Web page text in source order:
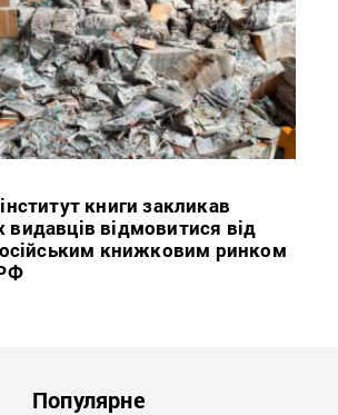
книги закликав
відмовитися від
книжковим ринком
Популярне